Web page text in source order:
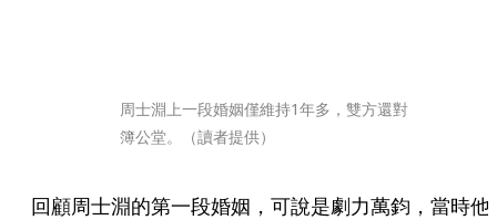
周士淵上一段婚姻僅維持1年多，雙方還對
簿公堂。（讀者提供）
回顧周士淵的第一段婚姻，可說是劇力萬鈞，當時他